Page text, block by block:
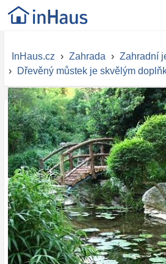
InHaus.cz › Zahrada › Zahradní
›
Dřevěný můstek je skvělým